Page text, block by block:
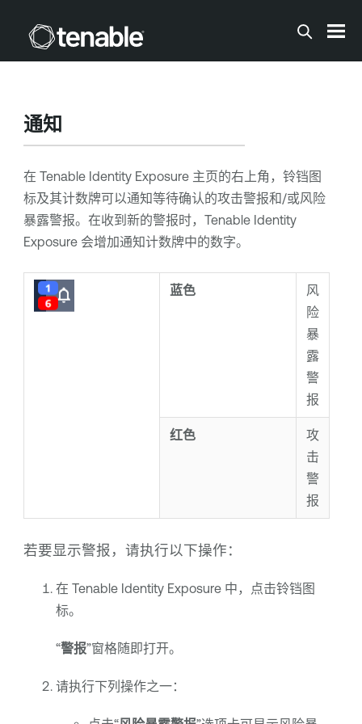
通知
在 Tenable Identity Exposure主页的右上角，铃铛图
标及其计数牌可以通知等待确认的攻击警报和/或风险
暴露警报。在收到新的警报时， Tenable Identity
Exposure会增加通知计数牌中的数字。
蓝色
风
险
暴
露
警
报
红色
攻
击
警
报
若要显示警报，请执行以下操作：
在 Tenable Identity Exposure中，点击铃铛图
标。
“警报”窗格随即打开。
请执行下列操作之一：